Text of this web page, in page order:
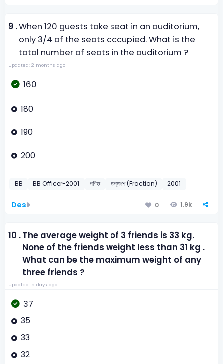
9 .When 120 guests take seat in an auditorium,
only 3/4 of the seats occupied. What is the
total number of seats in the auditorium ?
Updated: 2 months ago
160
180
190
200
BB BB Officer-2001 গণিত ভগ্নাংশ (Fraction) 2001
Des 0 1.9k
10 .The average weight of 3 friends is 33 kg.
None of the friends weight less than 31 kg .
What can be the maximum weight of any
three friends ?
Updated: 5 days ago
37
35
33
32